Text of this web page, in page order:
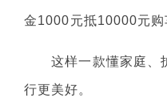
金1000元抵10000元购
这样一款懂家庭、护
行更美好。